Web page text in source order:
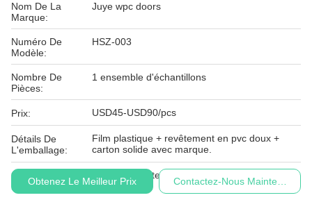
Nom De La
Marque:
Juye wpc doors
Numéro De
Modèle:
HSZ-003
Nombre De
Pièces:
1 ensemble d'échantillons
Prix: USD45-USD90/pcs
Détails De
L'emballage:
Film plastique + revêtement en pvc doux +
carton solide avec marque.
Conditions De
Paiement:
L/C, T/T, Western Union
Obtenez Le Meilleur Prix Contactez-Nous Maintenant